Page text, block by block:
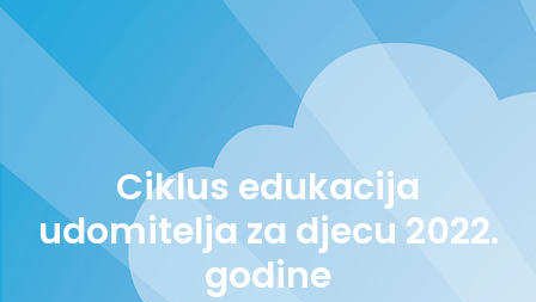
Ciklus edukacija
udomitelja za djecu 2022.
godine